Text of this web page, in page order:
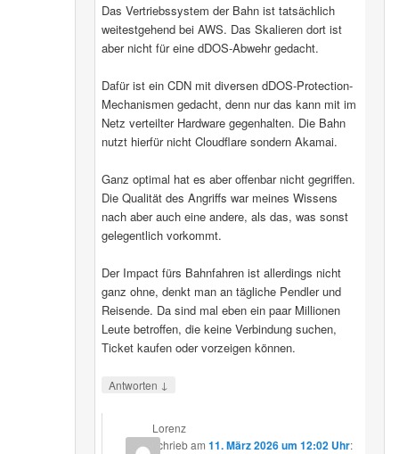
Das Vertriebssystem der Bahn ist tatsächlich
weitestgehend bei AWS. Das Skalieren dort ist
aber nicht für eine dDOS-Abwehr gedacht.
Dafür ist ein CDN mit diversen dDOS-Protection-
Mechanismen gedacht, denn nur das kann mit im
Netz verteilter Hardware gegenhalten. Die Bahn
nutzt hierfür nicht Cloudflare sondern Akamai.
Ganz optimal hat es aber offenbar nicht gegriffen.
Die Qualität des Angriffs war meines Wissens
nach aber auch eine andere, als das, was sonst
gelegentlich vorkommt.
Der Impact fürs Bahnfahren ist allerdings nicht
ganz ohne, denkt man an tägliche Pendler und
Reisende. Da sind mal eben ein paar Millionen
Leute betroffen, die keine Verbindung suchen,
Ticket kaufen oder vorzeigen können.
Antworten ↓
Lorenz
schriebam11. März 2026 um 12:02 Uhr: